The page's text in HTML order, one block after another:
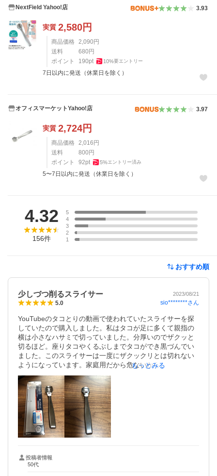
NextField Yahoo!店 3.93
実質 2,580円
商品価格 2,090 円
送料
680 円
ポイント
190pt 10%要エントリー
7日以内に発送（休業日を除く）
オフィスマーケットYahoo!店 3.97
実質 2,724円
商品価格 2,016 円
送料
800 円
ポイント
92pt 5%エントリー済み
5〜7日以内に発送（休業日を除く）
4.32
156件
5
4
3
2
1
おすすめ順
少しづつ削るスライサー 2023/08/21
5.0 sio********さん
YouTubeのタコとりの動画で使われていたスライサーを探
していたので購入しました。私はタコが足に多くて親指の
横は小さなハサミで切っていました。分厚いのでザクッと
切るほど。座りタコやくるぶしまでタコができ黒づんでい
ました。このスライサーは一度にザクックリとは切れない
ようになっています。家庭用だから危ないからなのでしょ
う。少しづつ削っていく感じです。お陰でタコが綺麗に取
れました。くるぶしの黒づみも薄くなりました。使い方が
慣れると上手く削れます。使用後は刃を外して汚れを取り
ます。取り外しは刃に気をつけないと怪我をします。
もっとみる
投稿者情報
50代